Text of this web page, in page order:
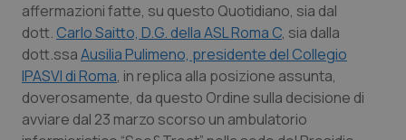
Calabria
Campania
Emilia-Romagna
Asma & BPCO
Car-T
Colesterolo & coronaropatie
affermazioni fatte, su questo Quotidiano, sia dal
dott. Carlo Saitto, D.G. della ASL Roma C, sia dalla
dott.ssaAusilia Pulimeno, presidente del Collegio
IPASVI di Roma, in replica alla posizione assunta,
doverosamente, da questo Ordine sulla decisione di
avviare dal 23 marzo scorso un ambulatorio